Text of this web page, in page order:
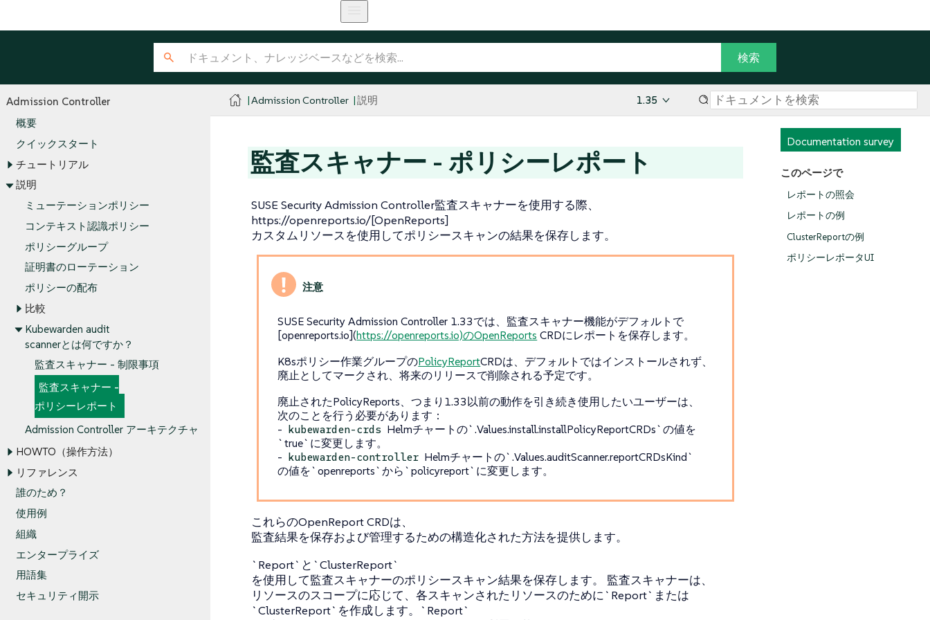
Admission Controller
概要
クイックスタート
チュートリアル
説明
ミューテーションポリシー
コンテキスト認識ポリシー
ポリシーグループ
証明書のローテーション
ポリシーの配布
比較
Kubewarden audit
scannerとは何ですか？
監査スキャナー - 制限事項
監査スキャナー -
ポリシーレポート
Admission Controller アーキテクチャ
HOWTO（操作方法）
リファレンス
誰のため？
使用例
組織
エンタープライズ
用語集
セキュリティ開示
Admission Controller 説明 1.35
Documentation survey
このページで
レポートの照会
レポートの例
ClusterReportの例
ポリシーレポータUI
監査スキャナー - ポリシーレポート
SUSE Security Admission Controller監査スキャナーを使用する際、
https://openreports.io/[OpenReports]
カスタムリソースを使用してポリシースキャンの結果を保存します。
SUSE Security Admission Controller 1.33では、監査スキャナー機能がデフォルトで
[openreports.io](https://openreports.io)のOpenReports CRDにレポートを保存します。
K8sポリシー作業グループのPolicyReportCRDは、デフォルトではインストールされず、
廃止としてマークされ、将来のリリースで削除される予定です。
廃止されたPolicyReports、つまり1.33以前の動作を引き続き使用したいユーザーは、
次のことを行う必要があります：
- kubewarden-crds Helmチャートの`.Values.install.installPolicyReportCRDs`の値を
`true`に変更します。
- kubewarden-controller Helmチャートの`.Values.auditScanner.reportCRDsKind`
の値を`openreports`から`policyreport`に変更します。
これらのOpenReport CRDは、
監査結果を保存および管理するための構造化された方法を提供します。
`Report`と`ClusterReport`
を使用して監査スキャナーのポリシースキャン結果を保存します。 監査スキャナーは、
リソースのスコープに応じて、各スキャンされたリソースのために`Report`または
`ClusterReport`を作成します。`Report`